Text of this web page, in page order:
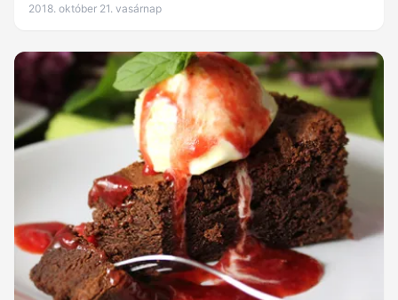
2018. október 21. vasárnap